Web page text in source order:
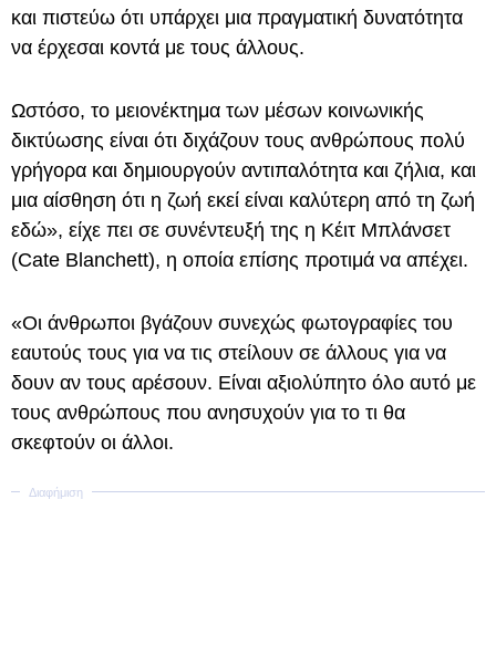
και πιστεύω ότι υπάρχει μια πραγματική δυνατότητα
να έρχεσαι κοντά με τους άλλους.
Ωστόσο, το μειονέκτημα των μέσων κοινωνικής
δικτύωσης είναι ότι διχάζουν τους ανθρώπους πολύ
γρήγορα και δημιουργούν αντιπαλότητα και ζήλια, και
μια αίσθηση ότι η ζωή εκεί είναι καλύτερη από τη ζωή
εδώ», είχε πει σε συνέντευξή της η Κέιτ Μπλάνσετ
(Cate Blanchett), η οποία επίσης προτιμά να απέχει.
«Οι άνθρωποι βγάζουν συνεχώς φωτογραφίες του
εαυτούς τους για να τις στείλουν σε άλλους για να
δουν αν τους αρέσουν. Είναι αξιολύπητο όλο αυτό με
τους ανθρώπους που ανησυχούν για το τι θα
σκεφτούν οι άλλοι.